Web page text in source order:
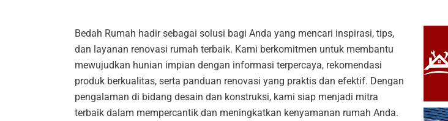
Bedah Rumah hadir sebagai solusi bagi Anda yang mencari inspirasi, tips,
dan layanan renovasi rumah terbaik. Kami berkomitmen untuk membantu
mewujudkan hunian impian dengan informasi terpercaya, rekomendasi
produk berkualitas, serta panduan renovasi yang praktis dan efektif. Dengan
pengalaman di bidang desain dan konstruksi, kami siap menjadi mitra
terbaik dalam mempercantik dan meningkatkan kenyamanan rumah Anda.